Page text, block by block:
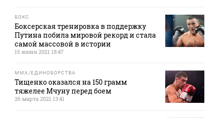
БОКС
Боксерская тренировка в поддержку
Путина побила мировой рекорд и стала
самой массовой в истории
15 июня 2021 18:47
MMA/ЕДИНОБОРСТВА
Тищенко оказался на 150 грамм
тяжелее Мчуну перед боем
26 марта 2021 13:41